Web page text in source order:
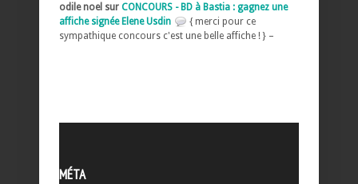
odile noel sur CONCOURS - BD à Bastia : gagnez une
affiche signée Elene Usdin
{ merci pour ce
sympathique concours c'est une belle affiche ! } –
MÉTA